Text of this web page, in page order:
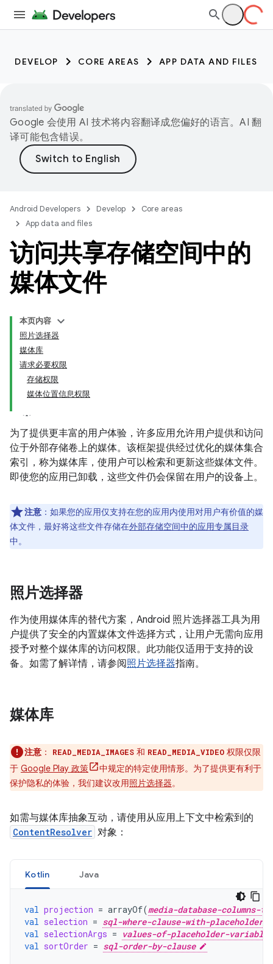
DEVELOP CORE AREAS APP DATA AND FILES
Google 会使用 AI 技术将内容翻译成您偏好的语言。AI 翻
译可能包含错误。
Android Developers Develop
Core areas
App data and files
访问共享存储空间中的
媒体文件
本页内容
照片选择器
媒体库
请求必要权限
存储权限
媒体位置信息权限
为了提供更丰富的用户体验，许多应用允许用户提供和访问
位于外部存储卷上的媒体。该框架提供经过优化的媒体集合
索引，称为媒体库，使用户可以检索和更新这些媒体文件。
即使您的应用已卸载，这些文件仍会保留在用户的设备上。
注意 ：如果您的应用仅支持在您的应用内使用对用户有价值的媒
体文件，最好将这些文件存储在外部存储空间中的应用专属目录
中。
照片选择器
作为使用媒体库的替代方案，Android 照片选择器工具为用
户提供了安全的内置媒体文件选择方式，让用户无需向应用
授予对整个媒体库的访问权限。此功能仅适用于支持的设
备。如需了解详情，请参阅照片选择器指南。
媒体库
注意 ： READ_MEDIA_IMAGES 和 READ_MEDIA_VIDEO 权限仅限
于 Google Play 政策
中规定的特定使用情形。为了提供更有利于
保护隐私的体验，我们建议改用照片选择器。
如需与媒体库抽象互动，请使用从应用上下文中检索到的
ContentResolver 对象：
Kotlin Java
val projection = arrayOf(media-database-columns-
val selection = sql-where-clause-with-placeholder-
val selectionArgs = values-of-placeholder-variables
val sortOrder = sql-order-by-clause